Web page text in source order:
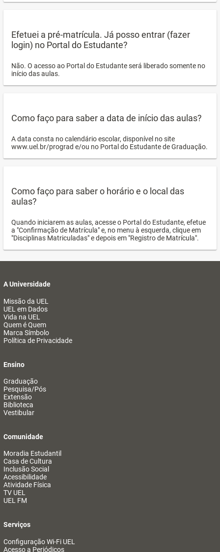
Efetuei a pré-matrícula. Já posso entrar (fazer
login) no Portal do Estudante?
Não. O acesso ao Portal do Estudante será liberado somente no
início das aulas.
Como faço para saber a data de início das aulas?
A data consta no calendário escolar, disponível no site
www.uel.br/prograd e/ou no Portal do Estudante de Graduação.
Como faço para saber o horário e o local das
aulas?
Quando iniciarem as aulas, acesse o Portal do Estudante, efetue
a "Confirmação de Matrícula" e, no menu à esquerda, clique em
"Disciplinas Matriculadas" e depois em "Registro de Matrícula".
A Universidade
Missão da UEL
UEL em Dados
Vida na UEL
Quem é Quem
Marca Símbolo
Política de Privacidade
Ensino
Graduação
Pesquisa/Pós
Extensão
Biblioteca
Vestibular
Comunidade
Moradia Estudantil
Casa de Cultura
Inclusão Social
Acessibilidade
Atividade Física
TV UEL
UEL FM
Serviços
Configuração Wi-Fi UEL
Acesso a Periódicos